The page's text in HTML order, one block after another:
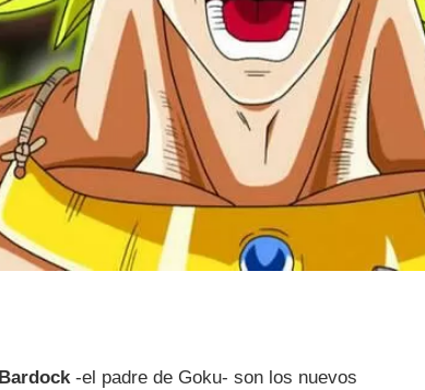
Bardock-el padre de Goku- son los nuevos